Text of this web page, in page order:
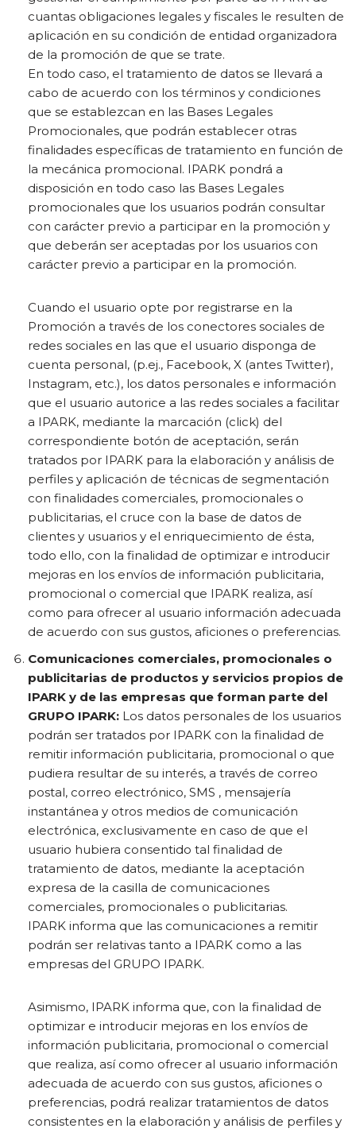
cuantas obligaciones legales y fiscales le resulten de
aplicación en su condición de entidad organizadora
de la promoción de que se trate.
En todo caso, el tratamiento de datos se llevará a
cabo de acuerdo con los términos y condiciones
que se establezcan en las Bases Legales
Promocionales, que podrán establecer otras
finalidades específicas de tratamiento en función de
la mecánica promocional. IPARK pondrá a
disposición en todo caso las Bases Legales
promocionales que los usuarios podrán consultar
con carácter previo a participar en la promoción y
que deberán ser aceptadas por los usuarios con
carácter previo a participar en la promoción.
Cuando el usuario opte por registrarse en la
Promoción a través de los conectores sociales de
redes sociales en las que el usuario disponga de
cuenta personal, (p.ej., Facebook, X (antes Twitter),
Instagram, etc.), los datos personales e información
que el usuario autorice a las redes sociales a facilitar
a IPARK, mediante la marcación (click) del
correspondiente botón de aceptación, serán
tratados por IPARK para la elaboración y análisis de
perfiles y aplicación de técnicas de segmentación
con finalidades comerciales, promocionales o
publicitarias, el cruce con la base de datos de
clientes y usuarios y el enriquecimiento de ésta,
todo ello, con la finalidad de optimizar e introducir
mejoras en los envíos de información publicitaria,
promocional o comercial que IPARK realiza, así
como para ofrecer al usuario información adecuada
de acuerdo con sus gustos, aficiones o preferencias.
Comunicaciones comerciales, promocionales o
publicitarias de productos y servicios propios de
IPARK y de las empresas que forman parte del
GRUPO IPARK: Los datos personales de los usuarios
podrán ser tratados por IPARK con la finalidad de
remitir información publicitaria, promocional o que
pudiera resultar de su interés, a través de correo
postal, correo electrónico, SMS , mensajería
instantánea y otros medios de comunicación
electrónica, exclusivamente en caso de que el
usuario hubiera consentido tal finalidad de
tratamiento de datos, mediante la aceptación
expresa de la casilla de comunicaciones
comerciales, promocionales o publicitarias.
IPARK informa que las comunicaciones a remitir
podrán ser relativas tanto a IPARK como a las
empresas del GRUPO IPARK.
Asimismo, IPARK informa que, con la finalidad de
optimizar e introducir mejoras en los envíos de
información publicitaria, promocional o comercial
que realiza, así como ofrecer al usuario información
adecuada de acuerdo con sus gustos, aficiones o
preferencias, podrá realizar tratamientos de datos
consistentes en la elaboración y análisis de perfiles y